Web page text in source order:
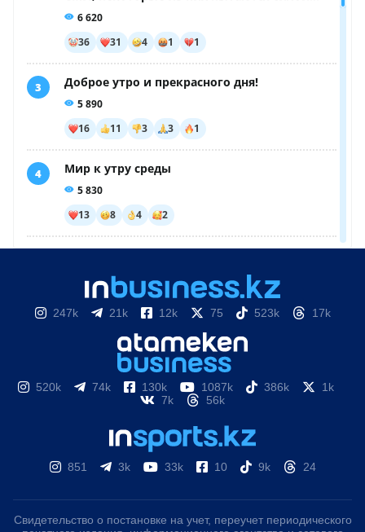
247k 21k 12k 75 523k 17k
520k 74k 130k 1087k 386k
1k
7k
56k
851 3k 33k 10 9k 24
Свидетельство о постановке на учет, переучет периодического